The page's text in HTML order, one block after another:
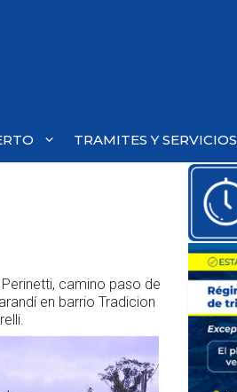
TRAMITES Y SERVICIOS
camino paso de
en barrio Tradicion